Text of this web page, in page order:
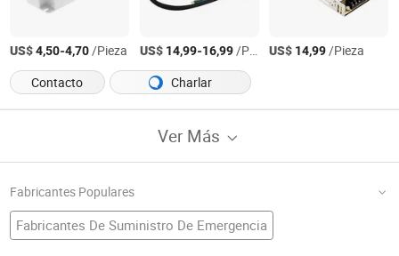
US$4,50-4,70/Pieza US$ 14,99-16,99/Pieza US$ 14,99/Pieza
Contacto
Charlar
Ver Más
Fabricantes Populares
Fabricantes De Suministro De Emergencia